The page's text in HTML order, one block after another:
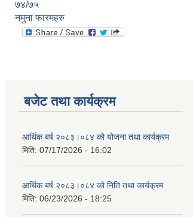
७४/७५
नमुना फारमहरु
बजेट तथा कार्यक्रम
आर्थिक बर्ष २०८३।०८४ को योजना तथा कार्यक्रम
मिति: 07/17/2026 - 16:02
आर्थिक बर्ष २०८३।०८४ को निति तथा कार्यक्रम
मिति: 06/23/2026 - 18:25